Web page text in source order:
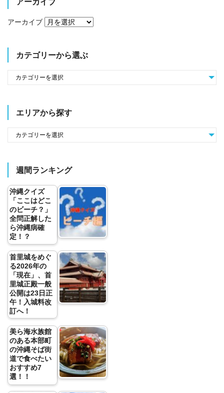
アーカイブ
アーカイブ
カテゴリーから選ぶ
エリアから探す
週間ランキング
沖縄クイズ
「ここはどこ
のビーチ？」
全問正解した
ら沖縄病確
定！？
首里城をめぐ
る2026年の
「現在」、首
里城正殿一般
公開は23日正
午！入城料改
訂へ！
美ら海水族館
のある本部町
の沖縄そば街
道で食べたい
おすすめ7
選！！